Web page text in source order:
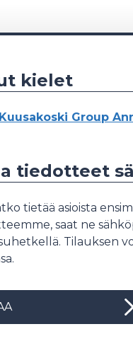
kielet
Kuusakoski Group
tiedotteet
tietää asioista
saat ne
Tilauksen